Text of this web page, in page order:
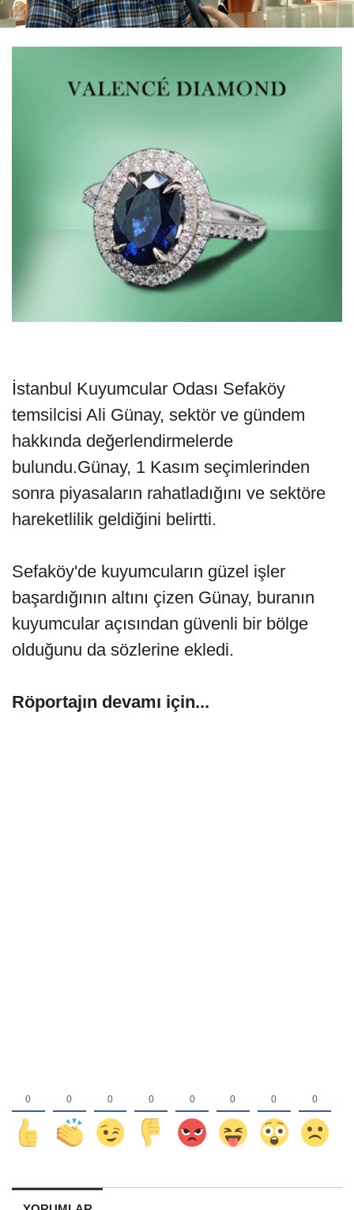
İstanbul Kuyumcular Odası Sefaköy
temsilcisi Ali Günay, sektör ve gündem
hakkında değerlendirmelerde
bulundu.Günay, 1 Kasım seçimlerinden
sonra piyasaların rahatladığını ve sektöre
hareketlilik geldiğini belirtti.
Sefaköy'de kuyumcuların güzel işler
başardığının altını çizen Günay, buranın
kuyumcular açısından güvenli bir bölge
olduğunu da sözlerine ekledi.
Röportajın devamı için...